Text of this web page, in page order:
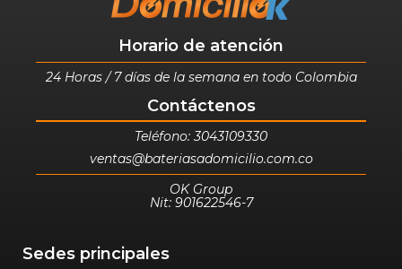
Horario de atención
24 Horas / 7 días de la semana en todo Colombia
Contáctenos
Teléfono: 3043109330
ventas@bateriasadomicilio.com.co
OK Group
Nit: 901622546-7
Sedes principales